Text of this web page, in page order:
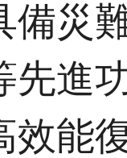
備災
先進
效能